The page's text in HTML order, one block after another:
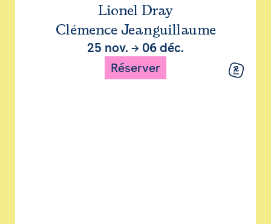
Lionel Dray
Clémence Jeanguillaume
25 nov. → 06 déc.
Réserver